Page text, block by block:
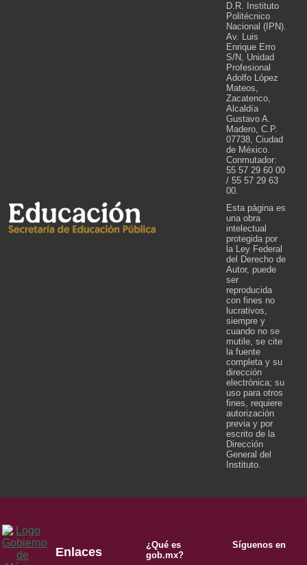
D.R. Instituto
Politécnico
Nacional (IPN).
Av. Luis
Enrique Erro
S/N, Unidad
Profesional
Adolfo López
Mateos,
Zacatenco,
Alcaldía
Gustavo A.
Madero, C.P.
07738, Ciudad
de México.
Conmutador:
55 57 29 60 00
/ 55 57 29 63
00.
Esta página es
una obra
intelectual
protegida por
la Ley Federal
del Derecho de
Autor, puede
ser
reproducida
con fines no
lucrativos,
siempre y
cuando no se
mutile, se cite
la fuente
completa y su
dirección
electrónica; su
uso para otros
fines, requiere
autorización
previa y por
escrito de la
Dirección
General del
Instituto.
Enlaces
¿Qué es
gob.mx?
Síguenos en